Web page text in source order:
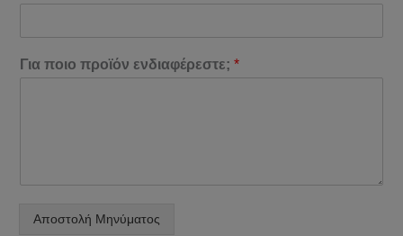
Για ποιο προϊόν ενδιαφέρεστε;*
Αποστολή Μηνύματος